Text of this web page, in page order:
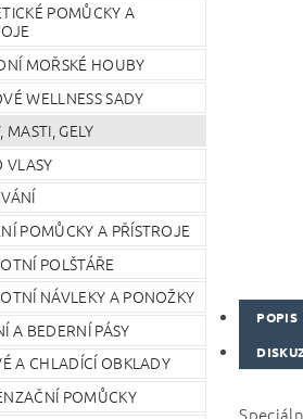
POMŮCKY A
MOŘSKÉ HOUBY
WELLNESS SADY
MASTI, GELY
VLASY
POMŮCKY A PŘÍSTROJE
POLŠTÁŘE
NÁVLEKY A PONOŽKY
A BEDERNÍ PÁSY
A CHLADÍCÍ OBKLADY
POMŮCKY
POPIS